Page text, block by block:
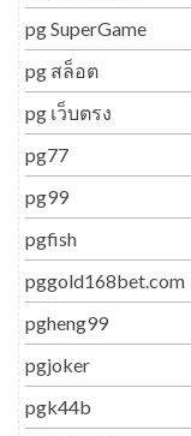
pg SuperGame
pg สล็อต
pg เว็บตรง
pg77
pg99
pgfish
pggold168bet.com
pgheng99
pgjoker
pgk44b